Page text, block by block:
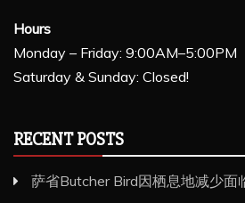
Hours
Monday – Friday: 9:00AM–5:00PM
Saturday & Sunday: Closed!
RECENT POSTS
萨省Butcher Bird因栖息地减少面